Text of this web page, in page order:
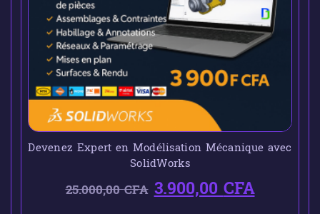
Devenez Expert en Modélisation Mécanique avec
SolidWorks
25.000,00CFA 3.900,00CFA